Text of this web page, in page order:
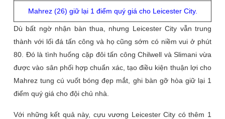
Mahrez (26) giữ lại 1 điểm quý giá cho Leicester City.
Dù bất ngờ nhận bàn thua, nhưng Leicester City vẫn trung
thành với lối đá tấn công và họ cũng sớm có niềm vui ở phút
80. Đó là tình huống cặp đôi tấn công Chilwell và Slimani vừa
được vào sân phối hợp chuẩn xác, tạo điều kiện thuận lợi cho
Mahrez tung cú vuốt bóng đẹp mắt, ghi bàn gỡ hòa giữ lại 1
điểm quý giá cho đội chủ nhà.
Với những kết quả này, cựu vương Leicester City có thêm 1